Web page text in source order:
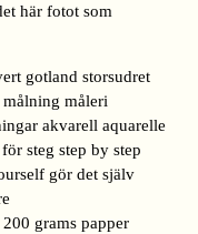
här fotot som
200 grams papper